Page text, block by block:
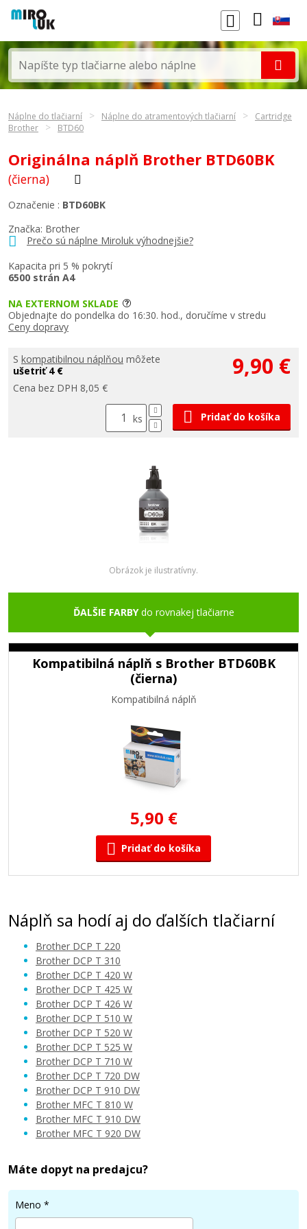
Náplne do tlačiarní Náplne do atramentových tlačiarní
Cartridge
Brother
BTD60
Originálna náplň Brother BTD60BK
(čierna)
Značka: Brother
Prečo sú náplne Miroluk výhodnejšie?
Kapacita pri 5 % pokrytí
6500 strán A4
Označenie : BTD60BK
NA EXTERNOM SKLADE
Objednajte do pondelka do 16:30. hod., doručíme v stredu
Ceny dopravy
S kompatibilnou náplňou môžete
ušetriť 4 €
Cena bez DPH 8,05 €
9,90 €
ks Pridať do košíka
Obrázok je ilustratívny.
ĎALŠIE FARBYdo rovnakej tlačiarne
Kompatibilná náplň s Brother BTD60BK
(čierna)
Kompatibilná náplň
5,90 €
Pridať do košíka
Náplň sa hodí aj do ďalších tlačiarní
Brother DCP T 220
Brother DCP T 310
Brother DCP T 420 W
Brother DCP T 425 W
Brother DCP T 426 W
Brother DCP T 510 W
Brother DCP T 520 W
Brother DCP T 525 W
Brother DCP T 710 W
Brother DCP T 720 DW
Brother DCP T 910 DW
Brother MFC T 810 W
Brother MFC T 910 DW
Brother MFC T 920 DW
Máte dopyt na predajcu?
Meno *